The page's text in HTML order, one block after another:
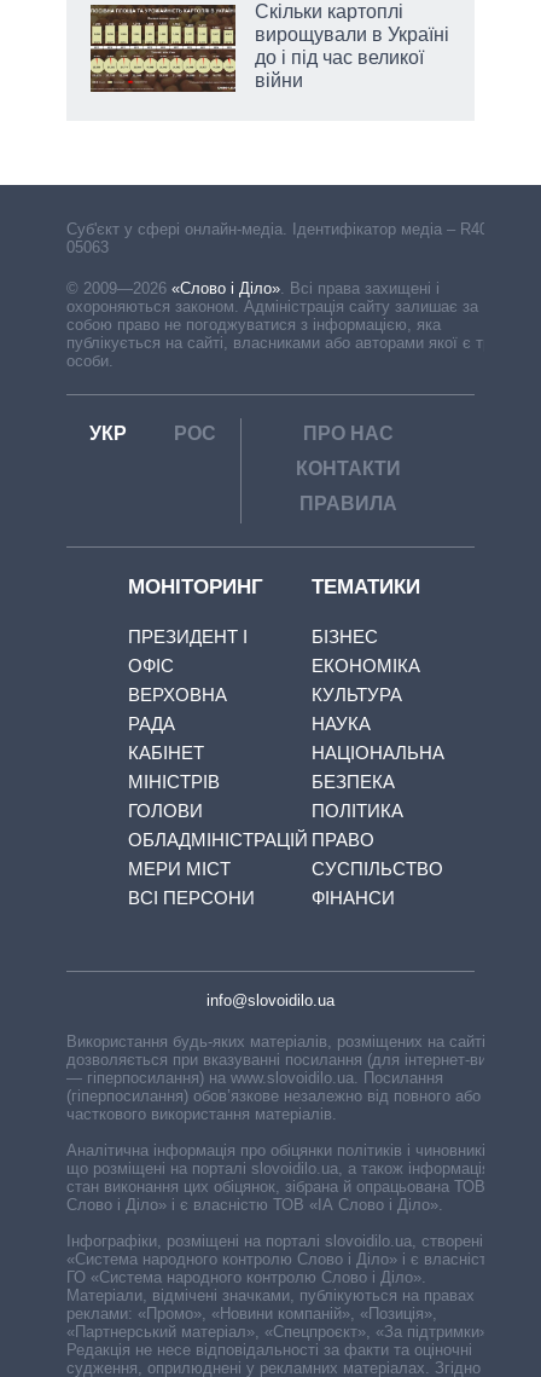
Скільки картоплі
вирощували в Україні
до і під час великої
війни
Cуб'єкт у сфері онлайн-медіа. Ідентифікатор медіа – R40-
05063
© 2009—2026 «Слово і Діло». Всі права захищені і
охороняються законом. Адміністрація сайту залишає за
собою право не погоджуватися з інформацією, яка
публікується на сайті, власниками або авторами якої є треті
особи.
УКР РОС
ПРО НАС
КОНТАКТИ
ПРАВИЛА
МОНІТОРИНГ
ПРЕЗИДЕНТ І
ОФІС
ВЕРХОВНА
РАДА
КАБІНЕТ
МІНІСТРІВ
ГОЛОВИ
ОБЛАДМІНІСТРАЦІЙ
МЕРИ МІСТ
ВСІ ПЕРСОНИ
ТЕМАТИКИ
БІЗНЕС
ЕКОНОМІКА
КУЛЬТУРА
НАУКА
НАЦІОНАЛЬНА
БЕЗПЕКА
ПОЛІТИКА
ПРАВО
СУСПІЛЬСТВО
ФІНАНСИ
info@slovoidilo.ua
Використання будь-яких матеріалів, розміщених на сайті,
дозволяється при вказуванні посилання (для інтернет-видань
— гіперпосилання) на www.slovoidilo.ua. Посилання
(гіперпосилання) обов’язкове незалежно від повного або
часткового використання матеріалів.
Аналітична інформація про обіцянки політиків і чиновників,
що розміщені на порталі slovoidilo.ua, а також інформація про
стан виконання цих обіцянок, зібрана й опрацьована ТОВ «ІА
Слово і Діло» і є власністю ТОВ «ІА Слово і Діло».
Інфографіки, розміщені на порталі slovoidilo.ua, створені ГО
«Система народного контролю Слово і Діло» і є власністю
ГО «Система народного контролю Слово і Діло».
Матеріали, відмічені значками, публікуються на правах
реклами: «Промо», «Новини компаній», «Позиція»,
«Партнерський матеріал», «Спецпроєкт», «За підтримки».
Редакція не несе відповідальності за факти та оціночні
судження, оприлюднені у рекламних матеріалах. Згідно з